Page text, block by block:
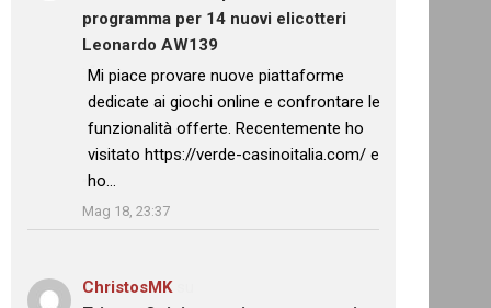
programma per 14 nuovi elicotteri
Leonardo AW139
: “
Mi piace provare nuove piattaforme
dedicate ai giochi online e confrontare le
funzionalità offerte. Recentemente ho
visitato https://verde-casinoitalia.com/ e
ho…
Mag 18, 23:37
ChristosMKsu